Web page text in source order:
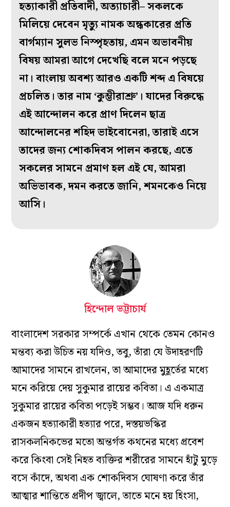
হত্যাকারী প্রতিবাদী, অত্যাচারী– সকলকে
মিলিয়ে দেবেন মৃত্যু নামক অন্ধকারের প্রতি
বার্গম্যান সুলভ নিস্পৃহতায়, এমন অভাবনীয়
বিষয় আমরা আগে দেখেছি বলে মনে পড়ছে
না। বাংলায় অবশ্য আরও একটি শব্দ এ বিষয়ে
প্রচলিত। তার নাম ‘কুম্ভীরাশ্রু’। যাদের বিরুদ্ধে
এই আন্দোলন করে প্রাণ দিলেন ছাত্র
আন্দোলনের শহিদ ভাইবোনেরা, তারাই এসে
তাদের জন্য শোকদিবস পালন করছে, এতে
সকলের সামনে প্রমাণ হল এই যে, আমরা
অভিভাবক, দমন করতে জানি, শমনকেও নিয়ে
আসি।
হিন্দোল ভট্টাচার্য
বাংলাদেশ সরকার সম্পর্কে এখান থেকে তেমন কোনও
মন্তব্য করা উচিত নয় যদিও, তবু, তাঁরা যে উদাহরণটি
আমাদের সামনে রাখলেন, তা আমাদের মুহূর্তের মধ্যে
মনে করিয়ে দেয় সুকুমার রায়ের কবিতা। এ একমাত্র
সুকুমার রায়ের কবিতা পড়েই সম্ভব। আজ যদি ধরুন
একজন হত্যাকারী হত্যার পরে, দস্তয়ভস্কির
রাসকলনিকভের মতো অন্তর্গত কথনের মধ্যে প্রবেশ
করে কিংবা সেই নিহত ব্যক্তির শরীরের সামনে হাঁটু মুড়ে
বসে কাঁদে, অথবা এক শোকদিবস ঘোষণা করে তাঁর
আত্মার শান্তিতে প্রদীপ জ্বালে, তাতে মনে হয় হিংসা,